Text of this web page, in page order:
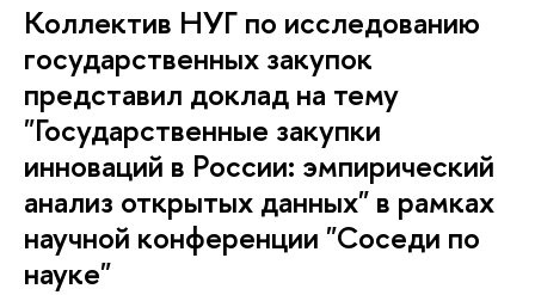
Коллектив НУГ по исследованию
государственных закупок
представил доклад на тему
"Государственные закупки
инноваций в России: эмпирический
анализ открытых данных" в рамках
научной конференции "Соседи по
науке"